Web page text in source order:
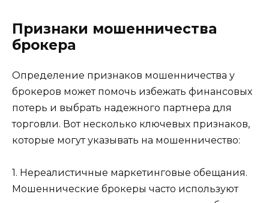
Признаки мошенничества
брокера
Определение признаков мошенничества у
брокеров может помочь избежать финансовых
потерь и выбрать надежного партнера для
торговли. Вот несколько ключевых признаков,
которые могут указывать на мошенничество:
1. Нереалистичные маркетинговые обещания.
Мошеннические брокеры часто используют